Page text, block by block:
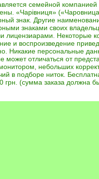
семейной компанией
«Чарівниця»
знак. Другие
знаками своих
лицензиарами. Некоторые
и воспроизведение
Никакие персональные
может отличаться от
небольших
в подборе ниток.
грн. (сумма заказа должна